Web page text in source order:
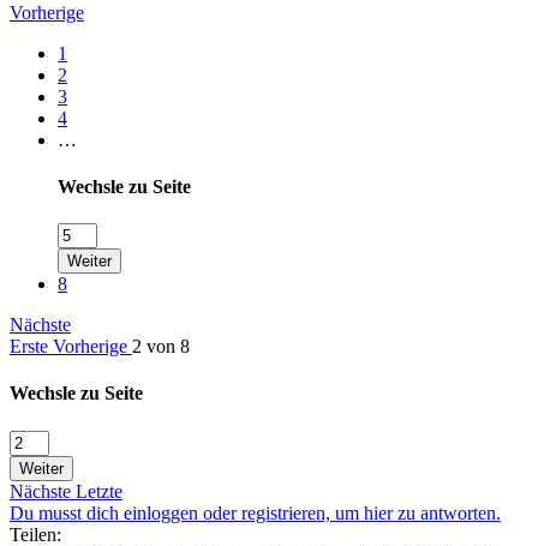
Vorherige
1
2
3
4
…
Wechsle zu Seite
Weiter
8
Nächste
Erste Vorherige 2 von 8
Wechsle zu Seite
Weiter
Nächste Letzte
Du musst dich einloggen oder registrieren, um hier zu antworten.
Teilen: